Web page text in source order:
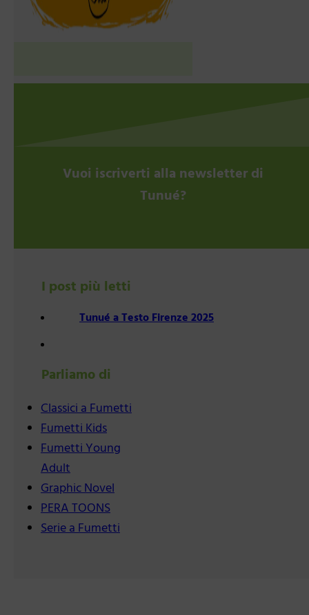
Vuoi iscriverti alla newsletter di
Tunué?
I post più letti
Tunué a Testo Firenze 2025
Parliamo di
Classici a Fumetti
Fumetti Kids
Fumetti Young
Adult
Graphic Novel
PERA TOONS
Serie a Fumetti